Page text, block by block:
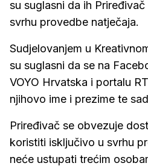
su suglasni da ih
svrhu provedbe natječaja.
Sudjelovanjem u
su suglasni da se na
VOYO Hrvatska i portalu
njihovo ime i prezime te
Priređivač se obvezuje
koristiti isključivo u svrhu
neće ustupati trećim